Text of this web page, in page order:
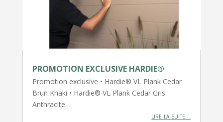
PROMOTION EXCLUSIVE HARDIE®
Promotion exclusive • Hardie® VL Plank Cedar
Brun Khaki • Hardie® VL Plank Cedar Gris
Anthracite…
lire la suite…